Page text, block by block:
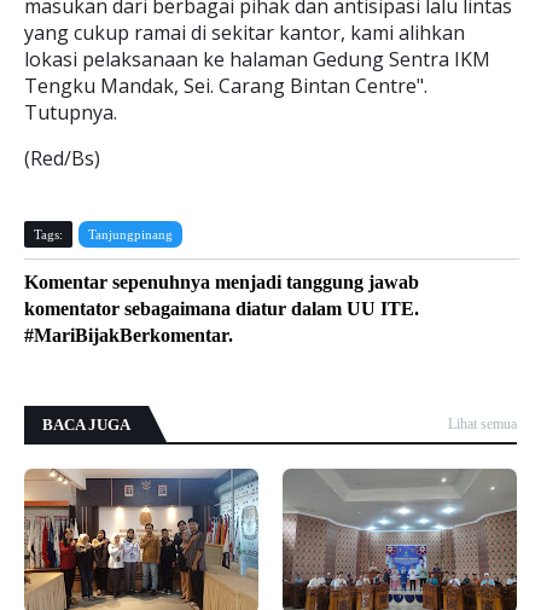
masukan dari berbagai pihak dan antisipasi lalu lintas
yang cukup ramai di sekitar kantor, kami alihkan
lokasi pelaksanaan ke halaman Gedung Sentra IKM
Tengku Mandak, Sei. Carang Bintan Centre".
Tutupnya.
(Red/Bs)
Tags: Tanjungpinang
Komentar sepenuhnya menjadi tanggung jawab
komentator sebagaimana diatur dalam UU ITE.
#MariBijakBerkomentar.
BACA JUGA Lihat semua